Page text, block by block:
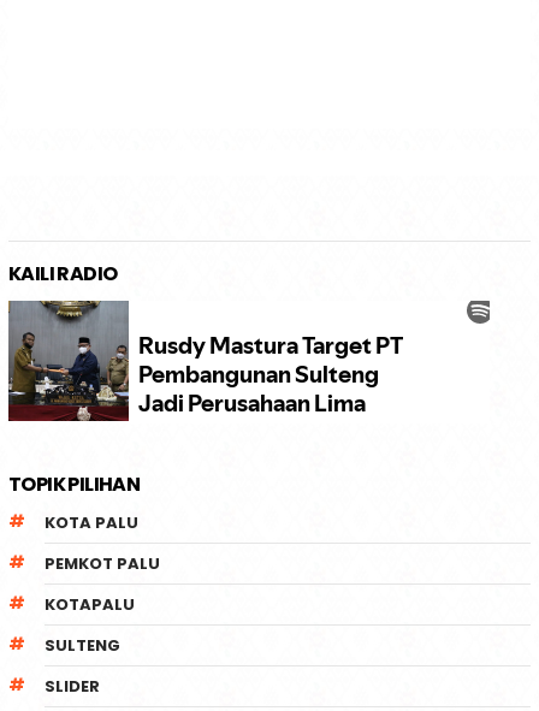
KAILI RADIO
TOPIK PILIHAN
KOTA PALU
PEMKOT PALU
KOTAPALU
SULTENG
SLIDER